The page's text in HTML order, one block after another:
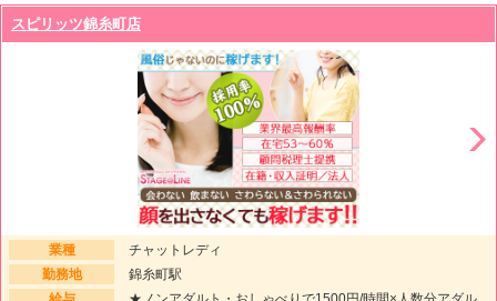
スピリッツ錦糸町店
業種
チャットレディ
勤務地
錦糸町駅